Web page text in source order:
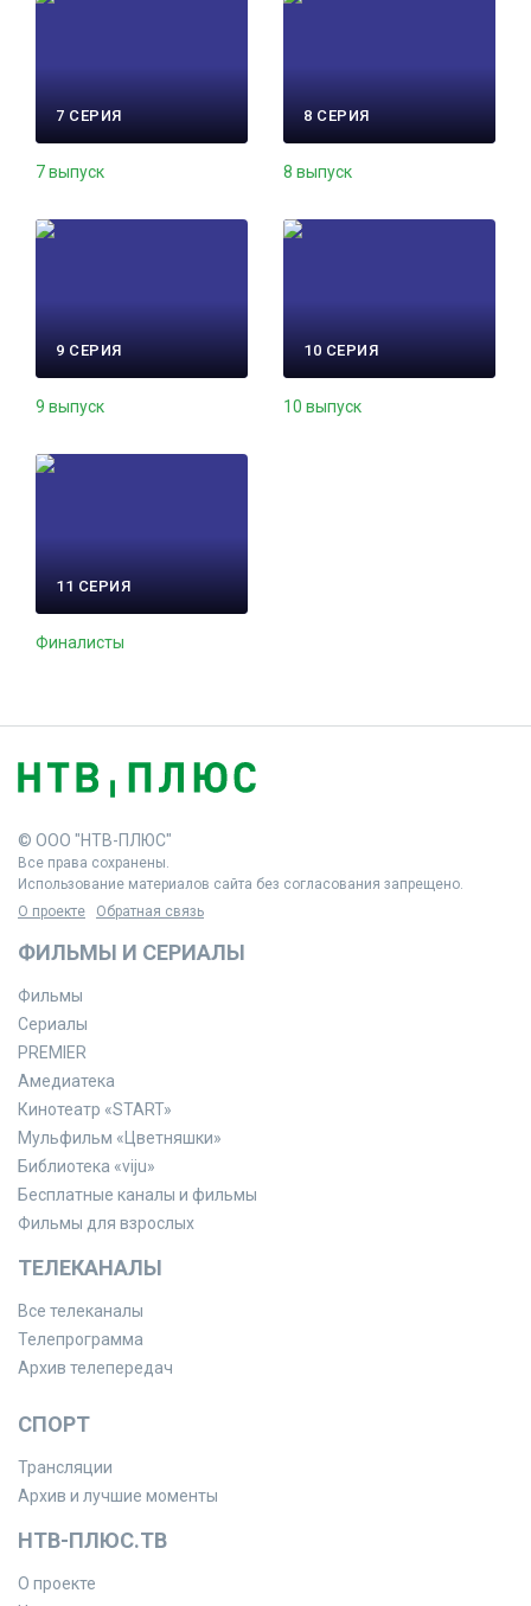
7 СЕРИЯ
7 выпуск
8 СЕРИЯ
8 выпуск
9 СЕРИЯ
9 выпуск
10 СЕРИЯ
10 выпуск
11 СЕРИЯ
Финалисты
© ООО "НТВ-ПЛЮС"
Все права сохранены.
Использование материалов сайта без согласования запрещено.
О проекте
Обратная связь
ФИЛЬМЫ И СЕРИАЛЫ
Фильмы
Сериалы
PREMIER
Амедиатека
Кинотеатр «START»
Мульфильм «Цветняшки»
Библиотека «viju»
Бесплатные каналы и фильмы
Фильмы для взрослых
ТЕЛЕКАНАЛЫ
Все телеканалы
Телепрограмма
Архив телепередач
СПОРТ
Трансляции
Архив и лучшие моменты
НТВ-ПЛЮС.ТВ
О проекте